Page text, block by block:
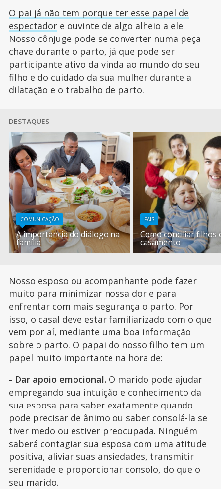
O pai já não tem porque ter esse papel de
espectadore ouvinte de algo alheio a ele.
Nosso cônjuge pode se converter numa peça
chave durante o parto, já que pode ser
participante ativo da vinda ao mundo do seu
filho e do cuidado da sua mulher durante a
dilatação e o trabalho de parto.
DESTAQUES
COMUNICAÇÃO
A importancia do diálogo na
família
PAIS
Como conciliar filhos
casamento
Nosso esposo ou acompanhante pode fazer
muito para minimizar nossa dor e para
enfrentar com mais segurança o parto. Por
isso, o casal deve estar familiarizado com o que
vem por aí, mediante uma boa informação
sobre o parto. O papai do nosso filho tem um
papel muito importante na hora de:
- Dar apoio emocional. O marido pode ajudar
empregando sua intuição e conhecimento da
sua esposa para saber exatamente quando
pode precisar de ânimo ou saber consolá-la se
tiver medo ou estiver preocupada. Ninguém
saberá contagiar sua esposa com uma atitude
positiva, aliviar suas ansiedades, transmitir
serenidade e proporcionar consolo, do que o
seu marido.